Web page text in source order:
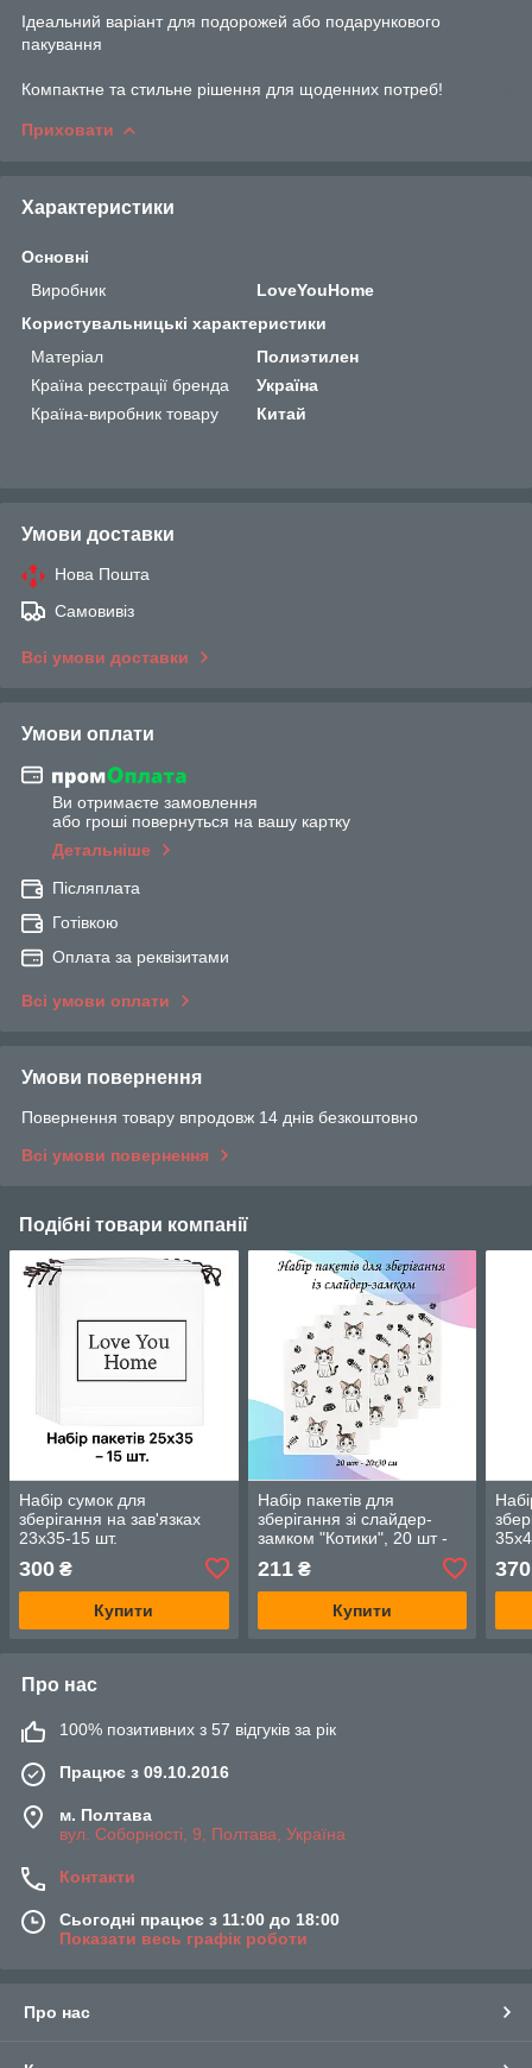
Ідеальний варіант для подорожей або подарункового
пакування
Компактне та стильне рішення для щоденних потреб!
Приховати
Характеристики
Основні
Виробник
LoveYouHome
Користувальницькі характеристики
Матеріал
Полиэтилен
Країна реєстрації бренда
Україна
Країна-виробник товару
Китай
Умови доставки
Нова Пошта
Самовивіз
Всі умови доставки
Умови оплати
Ви отримаєте замовлення
або гроші повернуться на вашу картку
Детальніше
Післяплата
Готівкою
Оплата за реквізитами
Всі умови оплати
Умови повернення
Повернення товару впродовж 14 днів безкоштовно
Всі умови повернення
Подібні товари компанії
Набір сумок для
зберігання на зав'язках
23х35-15 шт.
300 ₴
Купити
Набір пакетів для
зберігання зі слайдер-
замком "Котики", 20 шт -
20х30 см LoveYouHome
211₴
Купити
370
Про нас
100% позитивних з 57 відгуків за рік
Працює з 09.10.2016
м. Полтава
вул. Соборності, 9, Полтава, Україна
Контакти
Сьогодні працює з 11:00 до 18:00
Показати весь графік роботи
Про нас